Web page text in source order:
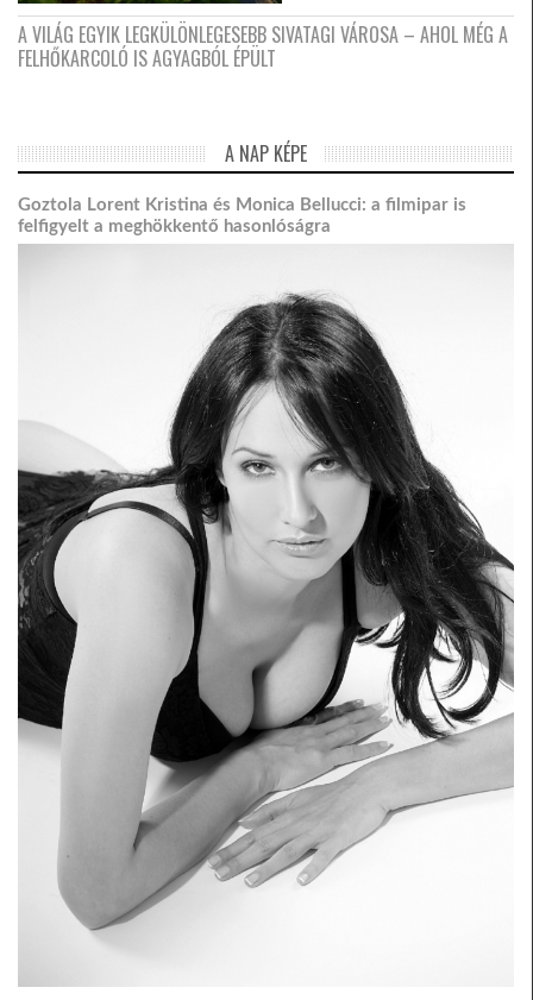
A VILÁG EGYIK LEGKÜLÖNLEGESEBB SIVATAGI VÁROSA – AHOL MÉG A
FELHŐKARCOLÓ IS AGYAGBÓL ÉPÜLT
A NAP KÉPE
Goztola Lorent Kristina és Monica Bellucci: a filmipar is
felfigyelt a meghökkentő hasonlóságra